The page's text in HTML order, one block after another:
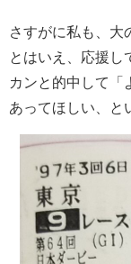
さすがに私も、大
とはいえ、応援し
カンと的中して「
あってほしい、と